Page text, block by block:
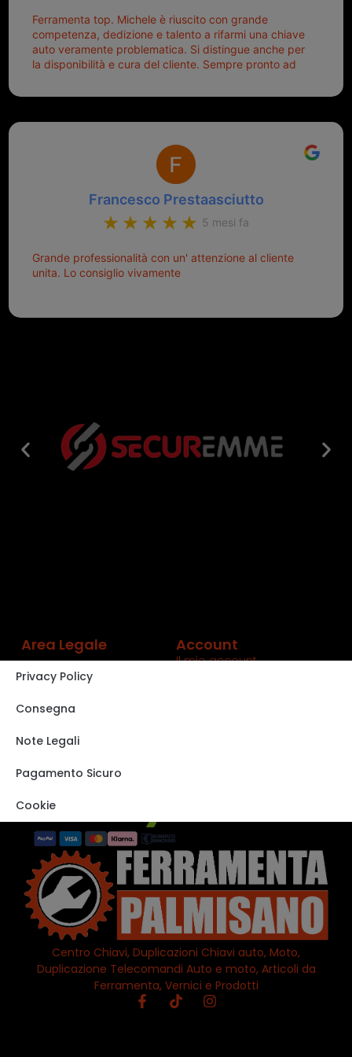
Ferramenta top. Michele è riuscito con grande
competenza, dedizione e talento a rifarmi una chiave
auto veramente problematica. Si distingue anche per
la disponibilità e cura del cliente. Sempre pronto ad
Francesco Prestaasciutto
5 mesi fa
Grande professionalità con un' attenzione al cliente
unita. Lo consiglio vivamente
Centro Chiavi, Duplicazioni Chiavi auto, Moto,
Duplicazione Telecomandi Auto e moto, Articoli da
Ferramenta, Vernici e Prodotti
Area Legale
Privacy Policy
Consegna
Note Legali
Pagamento Sicuro
Cookie
Account
Il mio account
VISITA IL NOSTRO